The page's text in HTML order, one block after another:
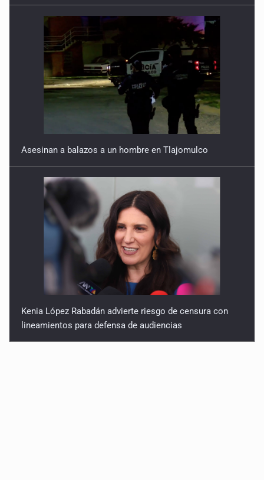
Asesinan a balazos a un hombre en Tlajomulco
Kenia López Rabadán advierte riesgo de censura con
lineamientos para defensa de audiencias